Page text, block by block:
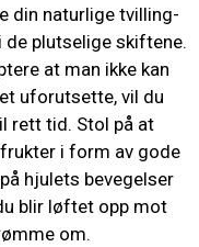
din naturlige tvilling-
plutselige skiftene.
at man ikke kan
uforutsette, vil du
rett tid. Stol på at
i form av gode
hjulets bevegelser
blir løftet opp mot
om.